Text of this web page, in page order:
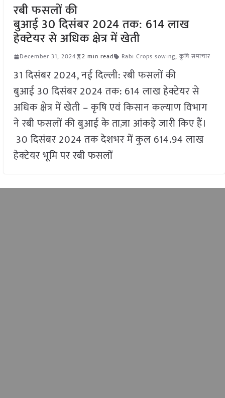
रबी फसलों की
बुआई 30 दिसंबर 2024 तक: 614 लाख
हेक्टेयर से अधिक क्षेत्र में खेती
December 31, 2024 2 min read Rabi Crops sowing, कृषि समाचार
31 दिसंबर 2024, नई दिल्ली: रबी फसलों की
बुआई 30 दिसंबर 2024 तक: 614 लाख हेक्टेयर से
अधिक क्षेत्र में खेती – कृषि एवं किसान कल्याण विभाग
ने रबी फसलों की बुआई के ताज़ा आंकड़े जारी किए हैं।
30 दिसंबर 2024 तक देशभर में कुल 614.94 लाख
हेक्टेयर भूमि पर रबी फसलों